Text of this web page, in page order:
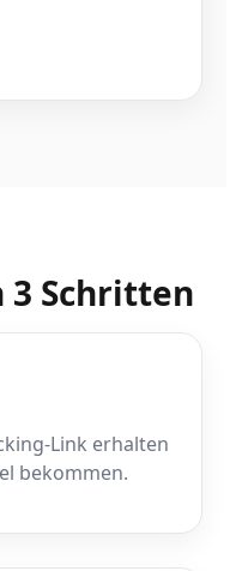
3 Schritten
Link erhalten
bekommen.